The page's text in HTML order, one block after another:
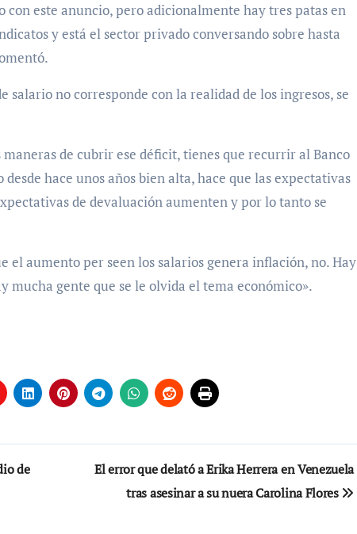
con este anuncio, pero adicionalmente hay tres patas en
y está el sector privado conversando sobre hasta
salario no corresponde con la realidad de los ingresos, se
de cubrir ese déficit, tienes que recurrir al Banco
hace unos años bien alta, hace que las expectativas
de devaluación aumenten y por lo tanto se
el aumentoper seen los salarios genera inflación, no. Hay
mucha gente que se le olvida el tema económico».
de
El error que delató a Erika Herrera en Venezuela
tras asesinar a su nuera Carolina Flores